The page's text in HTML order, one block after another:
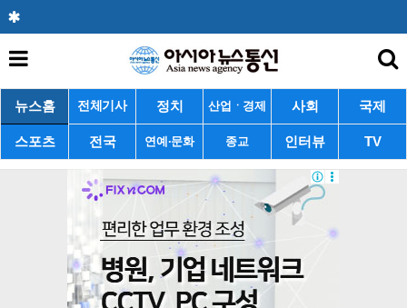
뉴스홈 전체기사 정치 산업ㆍ경제 사회 국제
스포츠 전국 연예·문화 종교 인터뷰 TV